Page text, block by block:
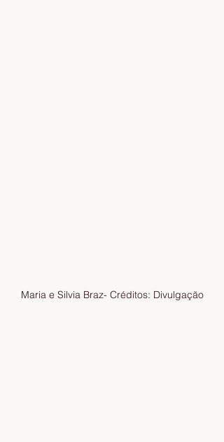
Maria e Silvia Braz- Créditos: Divulgação